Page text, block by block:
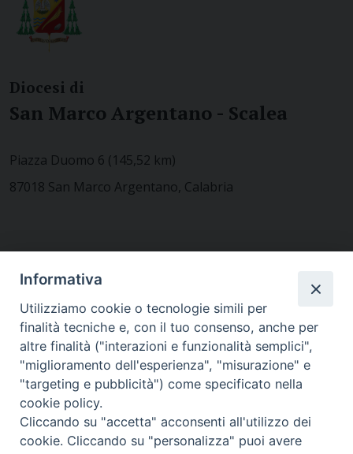
Diocesi di
San Marco Argentano - Scalea
Piazza Duomo 6 (145,52 km)
87018 San Marco Argentano, Calabria
MODULISTICA
WEBMAIL
Informativa
Utilizziamo cookie o tecnologie simili per
finalità tecniche e, con il tuo consenso, anche per
altre finalità ("interazioni e funzionalità semplici",
"miglioramento dell'esperienza", "misurazione" e
"targeting e pubblicità") come specificato nella
cookie policy.
Cliccando su "accetta" acconsenti all'utilizzo dei
cookie. Cliccando su "personalizza" puoi avere